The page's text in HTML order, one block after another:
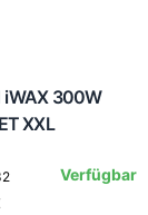
iWAX 300W
XXL
Verfügbar